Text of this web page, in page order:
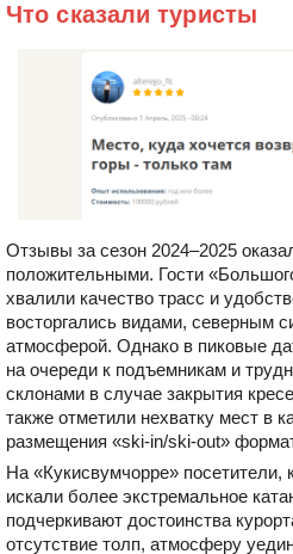
Что сказали туристы
Отзывы за сезон 2024–2025
положительными. Гости
хвалили качество трасс и
восторгались видами, северным
атмосферой. Однако в пиковые
на очереди к подъемникам и
склонами в случае закрытия
также отметили нехватку мест в
размещения «ski-in/ski-out»
На «Кукисвумчорре»
искали более экстремальное
подчеркивают достоинства
отсутствие толп, атмосферу